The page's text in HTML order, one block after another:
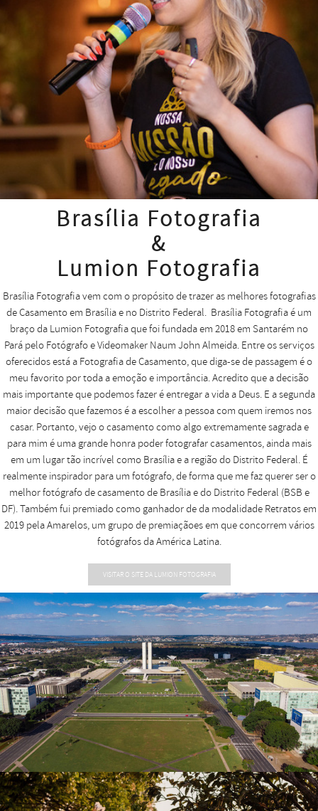
Brasília Fotografia
&
Lumion Fotografia
Brasília Fotografia vem com o propósito de trazer as melhores fotografias
de Casamento em Brasília e no Distrito Federal. Brasília Fotografia é um
braço da Lumion Fotografia que foi fundada em 2018 em Santarém no
Pará pelo Fotógrafo e Videomaker Naum John Almeida. Entre os serviços
oferecidos está a Fotografia de Casamento, que diga-se de passagem é o
meu favorito por toda a emoção e importância. Acredito que a decisão
mais importante que podemos fazer é entregar a vida a Deus. E a segunda
maior decisão que fazemos é a escolher a pessoa com quem iremos nos
casar. Portanto, vejo o casamento como algo extremamente sagrada e
para mim é uma grande honra poder fotografar casamentos, ainda mais
em um lugar tão incrível como Brasília e a região do Distrito Federal. É
realmente inspirador para um fotógrafo, de forma que me faz querer ser o
melhor fotógrafo de casamento de Brasília e do Distrito Federal (BSB e
DF). Também fui premiado como ganhador de da modalidade Retratos em
2019 pela Amarelos, um grupo de premiaçãoes em que concorrem vários
fotógrafos da América Latina.
VISITAR O SITE DA LUMION FOTOGRAFIA